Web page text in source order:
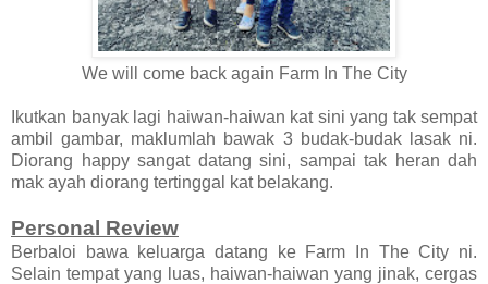
We will come back again Farm In The City
Ikutkan banyak lagi haiwan-haiwan kat sini yang tak sempat
ambil gambar, maklumlah bawak 3 budak-budak lasak ni.
Diorang happy sangat datang sini, sampai tak heran dah
mak ayah diorang tertinggal kat belakang.
Personal Review
Berbaloi bawa keluarga datang ke Farm In The City ni.
Selain tempat yang luas, haiwan-haiwan yang jinak, cergas